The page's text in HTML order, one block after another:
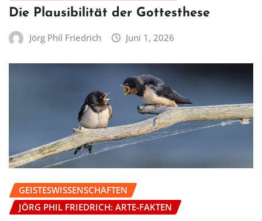
Die Plausibilität der Gottesthese
Jörg Phil Friedrich Juni 1, 2026
GEISTESWISSENSCHAFTEN
JÖRG PHIL FRIEDRICH: ARTE-FAKTEN